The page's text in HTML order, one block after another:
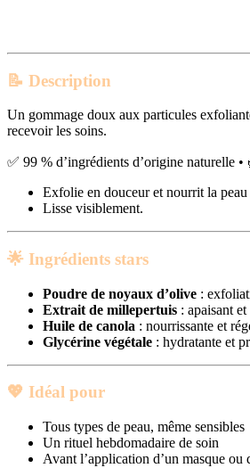
📝 Description
Un gommage doux aux particules
recevoir les soins.
✅ 99 % d’ingrédients d’origine naturelle
Exfolie en douceur et nourrit la peau
Lisse visiblement.
🌟 Ingrédients stars
Poudre de noyaux d’olive :
Extrait de millepertuis : apaisant
Huile de canola : nourrissante et
Glycérine végétale : hydratante et
💖 Idéal pour
Tous types de peau, même sensibles
Un rituel hebdomadaire de soin
Avant l’application d’un masque ou